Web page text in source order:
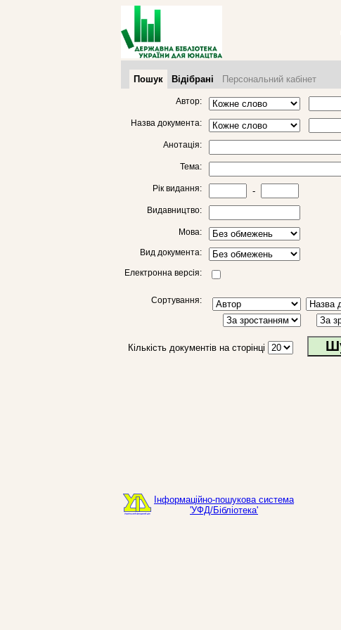
Пошук Відібрані Персональний кабінет
Автор:
Назва документа:
Анотація:
Тема:
Рік видання: -
Видавництво:
Мова:
Вид документа:
Електронна версія:
Сортування:
Кількість документів на сторінці
Інформаційно-пошукова система
'УФД/Бібліотека'